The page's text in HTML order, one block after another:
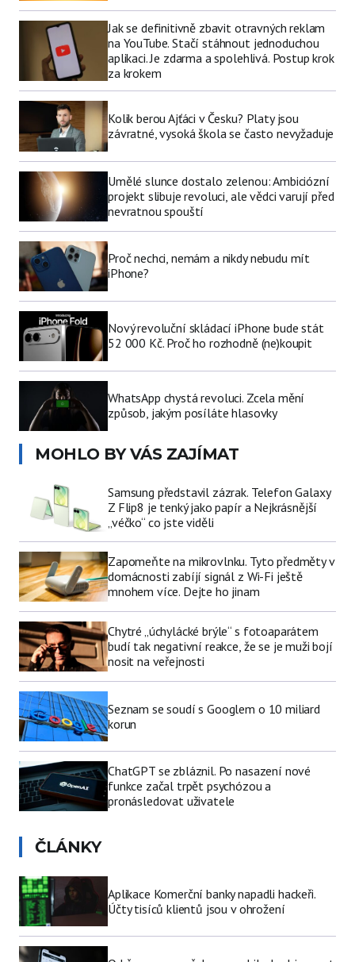
Jak se definitivně zbavit otravných reklam
na YouTube. Stačí stáhnout jednoduchou
aplikaci. Je zdarma a spolehlivá. Postup krok
za krokem
Kolik berou Ajťáci v Česku? Platy jsou
závratné, vysoká škola se často nevyžaduje
Umělé slunce dostalo zelenou: Ambiciózní
projekt slibuje revoluci, ale vědci varují před
nevratnou spouští
Proč nechci, nemám a nikdy nebudu mít
iPhone?
Nový revoluční skládací iPhone bude stát
52 000 Kč. Proč ho rozhodně (ne)koupit
WhatsApp chystá revoluci. Zcela mění
způsob, jakým posíláte hlasovky
MOHLO BY VÁS ZAJÍMAT
Samsung představil zázrak. Telefon Galaxy
Z Flip8 je tenký jako papír a Nejkrásnější
„véčko“ co jste viděli
Zapomeňte na mikrovlnku. Tyto předměty v
domácnosti zabíjí signál z Wi-Fi ještě
mnohem více. Dejte ho jinam
Chytré „úchylácké brýle“ s fotoaparátem
budí tak negativní reakce, že se je muži bojí
nosit na veřejnosti
Seznam se soudí s Googlem o 10 miliard
korun
ChatGPT se zbláznil. Po nasazení nové
funkce začal trpět psychózou a
pronásledovat uživatele
ČLÁNKY
Aplikace Komerční banky napadli hackeři.
Účty tisíců klientů jsou v ohrožení